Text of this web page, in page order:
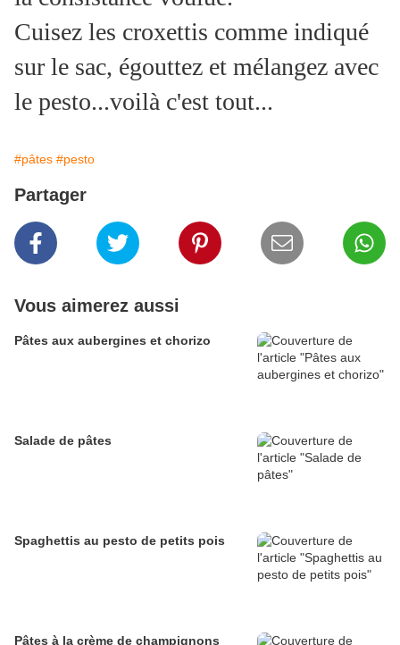
Cuisez les croxettis comme indiqué
sur le sac, égouttez et mélangez avec
le pesto...voilà c'est tout...
#pâtes #pesto
Partager
Vous aimerez aussi
Pâtes aux aubergines et chorizo
Salade de pâtes
Spaghettis au pesto de petits pois
Pâtes à la crème de champignons